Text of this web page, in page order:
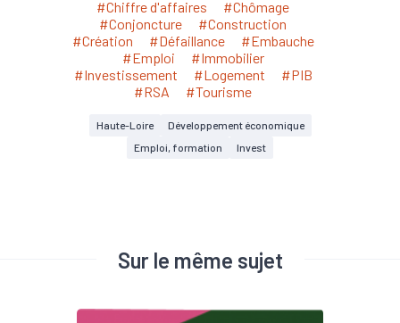
#Chiffre d'affaires
#Chômage
#Conjoncture
#Construction
#Création
#Défaillance
#Embauche
#Emploi
#Immobilier
#Investissement
#Logement
#PIB
#RSA
#Tourisme
Haute-Loire
Développement économique
Emploi, formation
Invest
Sur le même sujet